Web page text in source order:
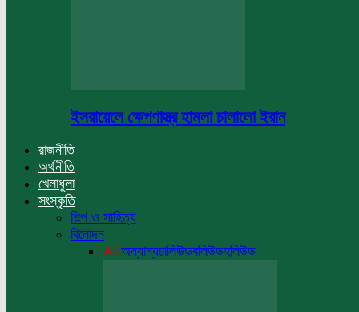
ইসরায়েলে ক্ষেপণাস্ত্র হামলা চালালো ইরান
রাজনীতি
অর্থনীতি
খেলাধুলা
সংস্কৃতি
শিল্প ও সাহিত্য
বিনোদন
Allঅন্যান্যঢালিউডবলিউডহলিউড